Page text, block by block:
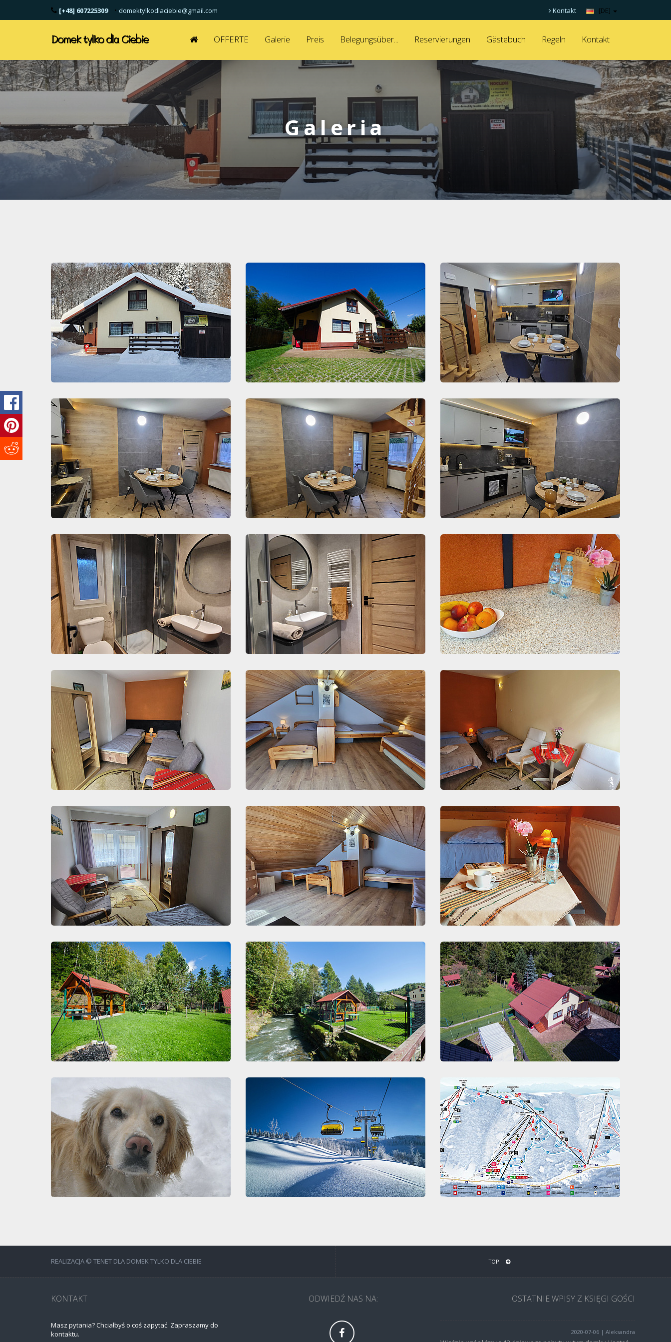
[+48] 607225309 • domektylkodlaciebie@gmail.com [DE]
Kontakt
Domek tylko dla Ciebie OFFERTE Galerie Preis Belegungsüber... Reservierungen Gästebuch Regeln Kontakt
Galeria
REALIZACJA © TENET DLA DOMEK TYLKO DLA CIEBIE TOP
KONTAKT
Masz pytania? Chciałbyś o coś zapytać. Zapraszamy do
kontaktu.
ODWIEDŹ NAS NA: OSTATNIE WPISY Z KSIĘGI GOŚCI
2020-07-06 | Aleksandra